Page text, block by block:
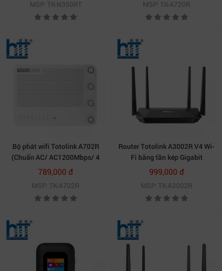
MSP: TK-N350RT MSP: TK-A720R
Bộ phát wifi Totolink A702R
(Chuẩn AC/ AC1200Mbps/ 4
Ăng-ten ngoài)
789,000 đ
MSP: TK-A702R
Router Totolink A3002R V4 Wi-
Fi băng tần kép Gigabit
AC1200
999,000 đ
MSP: TK-A3002R